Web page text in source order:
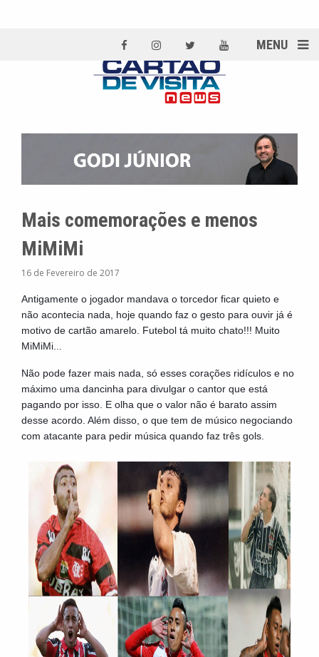
MENU
Mais comemorações e menos
MiMiMi
16 de Fevereiro de 2017
Antigamente o jogador mandava o torcedor ficar quieto e
não acontecia nada, hoje quando faz o gesto para ouvir já é
motivo de cartão amarelo. Futebol tá muito chato!!! Muito
MiMiMi...
Não pode fazer mais nada, só esses corações ridículos e no
máximo uma dancinha para divulgar o cantor que está
pagando por isso. E olha que o valor não é barato assim
desse acordo. Além disso, o que tem de músico negociando
com atacante para pedir música quando faz três gols.